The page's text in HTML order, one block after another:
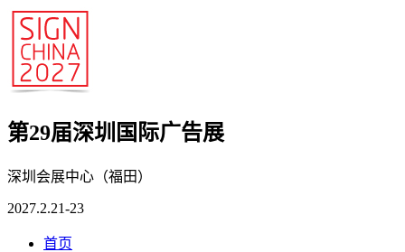
第29届深圳国际广告展
深圳会展中心（福田）
2027.2.21-23
首页